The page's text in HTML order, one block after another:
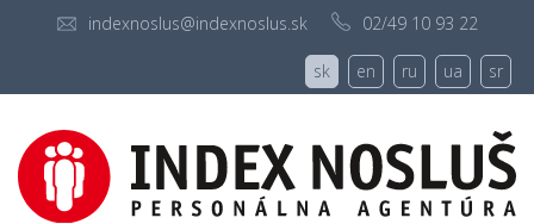
indexnoslus@indexnoslus.sk 02/49 10 93 22
sk en ru ua sr